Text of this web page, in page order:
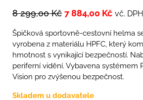
8 299,00Kč 7 884,00 Kč vč. DPH
Špičková sportovně-cestovní helma
vyrobena z materiálu HPFC, který
hmotnost s vynikající bezpečností.
periferní vidění. Vybavena systémem
Vision pro zvýšenou bezpečnost.
Skladem u dodavatele